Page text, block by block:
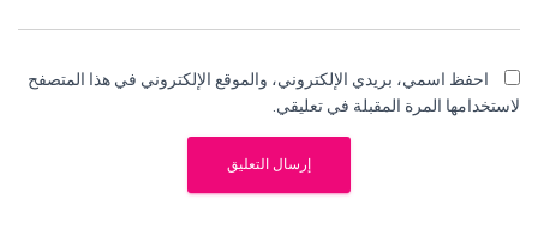
احفظ اسمي، بريدي الإلكتروني، والموقع الإلكتروني في هذا المتصفح
لاستخدامها المرة المقبلة في تعليقي.